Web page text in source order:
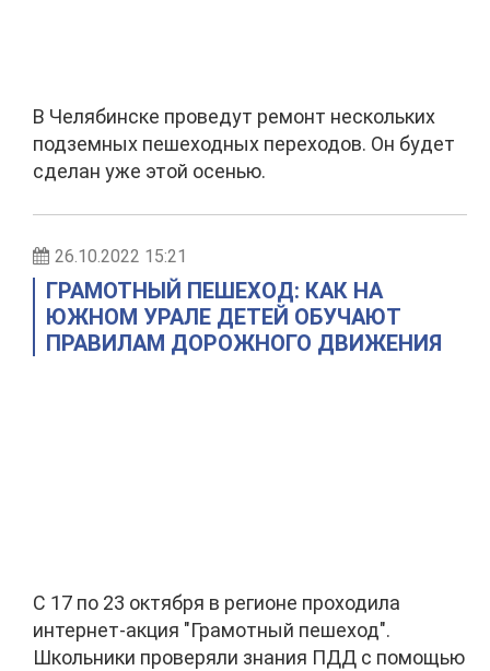
В Челябинске проведут ремонт нескольких
подземных пешеходных переходов. Он будет
сделан уже этой осенью.
26.10.2022 15:21
ГРАМОТНЫЙ ПЕШЕХОД: КАК НА
ЮЖНОМ УРАЛЕ ДЕТЕЙ ОБУЧАЮТ
ПРАВИЛАМ ДОРОЖНОГО ДВИЖЕНИЯ
С 17 по 23 октября в регионе проходила
интернет-акция "Грамотный пешеход".
Школьники проверяли знания ПДД с помощью